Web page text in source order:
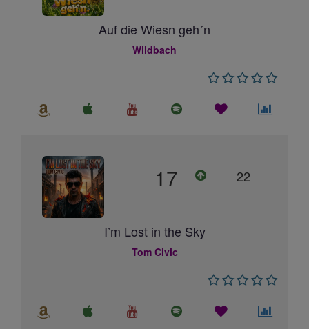
Auf die Wiesn geh´n
Wildbach
17 22
I’m Lost in the Sky
Tom Civic